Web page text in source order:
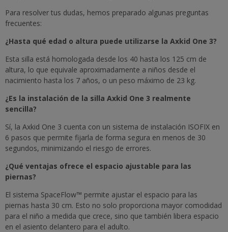
Para resolver tus dudas, hemos preparado algunas preguntas
frecuentes:
¿Hasta qué edad o altura puede utilizarse la Axkid One 3?
Esta silla está homologada desde los 40 hasta los 125 cm de
altura, lo que equivale aproximadamente a niños desde el
nacimiento hasta los 7 años, o un peso máximo de 23 kg.
¿Es la instalación de la silla Axkid One 3 realmente
sencilla?
Sí, la Axkid One 3 cuenta con un sistema de instalación ISOFIX en
6 pasos que permite fijarla de forma segura en menos de 30
segundos, minimizando el riesgo de errores.
¿Qué ventajas ofrece el espacio ajustable para las
piernas?
El sistema SpaceFlow™ permite ajustar el espacio para las
piernas hasta 30 cm. Esto no solo proporciona mayor comodidad
para el niño a medida que crece, sino que también libera espacio
en el asiento delantero para el adulto.